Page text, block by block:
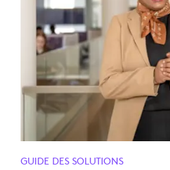
GUIDE DES SOLUTIONS